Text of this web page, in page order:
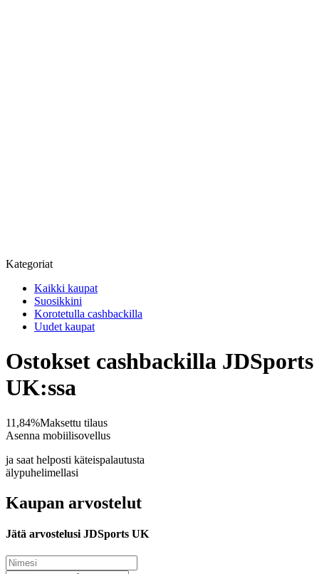
Kategoriat
Kaikki kaupat
Suosikkini
Korotetulla cashbackilla
Uudet kaupat
Ostokset cashbackilla JDSports
UK:ssa
11,84%Maksettu tilaus
Asenna mobiilisovellus
ja saat helposti käteispalautusta
älypuhelimellasi
Kaupan arvostelut
Jätä arvostelusi JDSports UK